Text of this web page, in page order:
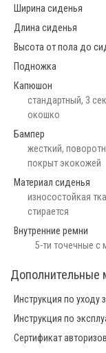
Ширина сиденья
Длина сиденья
Высота от пола до
Подножка
Капюшон
стандартный, 3
окошко
Бампер
жесткий,
покрыт экокожей
Материал сиденья
износостойкая
стирается
Внутренние ремни
5-ти точечные с
Дополнительные
Инструкция по уходу
Инструкция по
Сертификат